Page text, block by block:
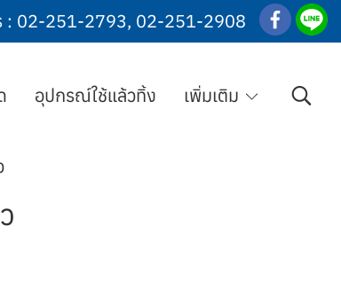
: 02-251-2793, 02-251-2908
อุปกรณ์ใช้แล้วทิ้ง เพิ่มเติม